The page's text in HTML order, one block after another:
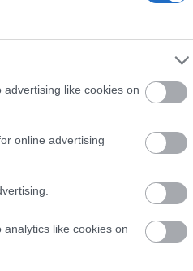
like cookies on
online advertising
like cookies on